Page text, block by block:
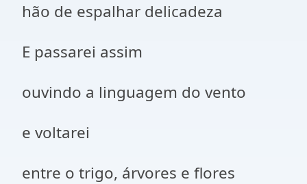
hão de espalhar delicadeza
E passarei assim
ouvindo a linguagem do vento
e voltarei
entre o trigo, árvores e flores